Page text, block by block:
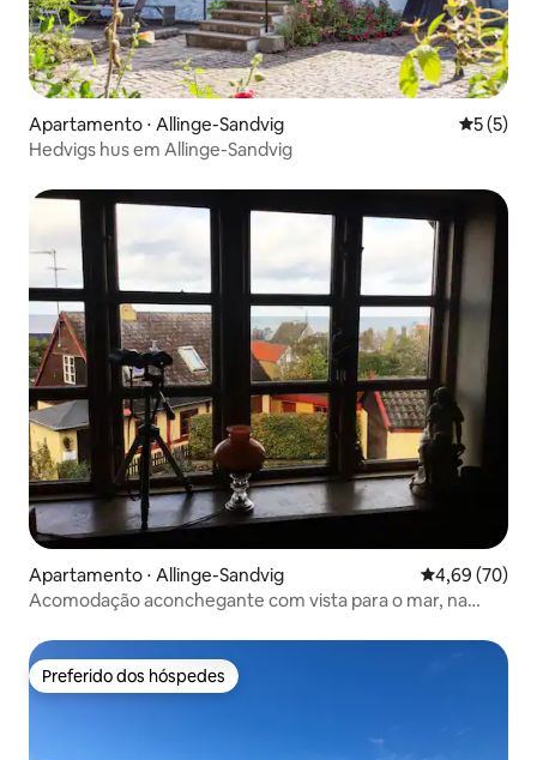
Apartamento ⋅ Allinge-Sandvig 5 de
5 (5)
Hedvigs hus em Allinge-Sandvig
Apartamento ⋅ Allinge-Sandvig 4,69 de uma
4,69 (70)
Acomodação aconchegante com vista para o mar, na
Preferido dos hóspedes
Preferido dos hóspedes